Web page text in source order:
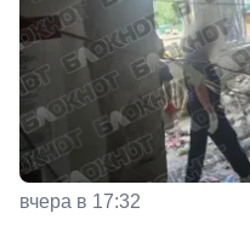
вчера в 17:32